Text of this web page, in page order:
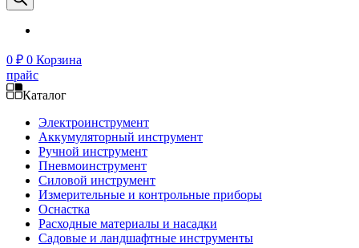
0 ₽ 0 Корзина
прайс
Каталог
Электроинструмент
Аккумуляторный инструмент
Ручной инструмент
Пневмоинструмент
Силовой инструмент
Измерительные и контрольные приборы
Оснастка
Расходные материалы и насадки
Садовые и ландшафтные инструменты